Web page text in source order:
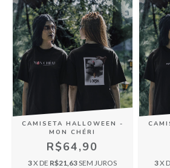
CAMISETA HALLOWEEN -
MON CHÉRI
R$64,90
3X DE R$21,63SEM JUROS 3X